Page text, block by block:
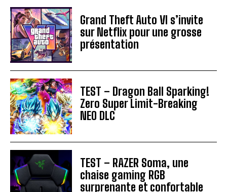
Grand Theft Auto VI s’invite
sur Netflix pour une grosse
présentation
TEST – Dragon Ball Sparking!
Zero Super Limit-Breaking
NEO DLC
TEST – RAZER Soma, une
chaise gaming RGB
surprenante et confortable